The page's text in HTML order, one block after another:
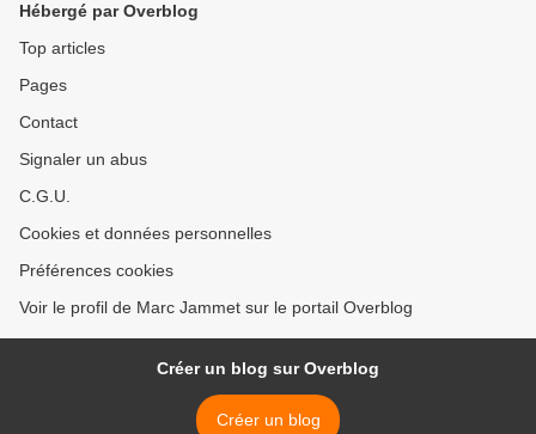
Hébergé par Overblog
Top articles
Pages
Contact
Signaler un abus
C.G.U.
Cookies et données personnelles
Préférences cookies
Voir le profil de Marc Jammet sur le portail Overblog
Créer un blog sur Overblog
Créer un blog